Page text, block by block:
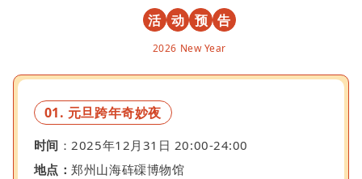
活 动 预 告
2026 New Year
01. 元旦跨年奇妙夜
时间 ：2025年12月31日 20:00-24:00
地点：郑州山海砗磲博物馆